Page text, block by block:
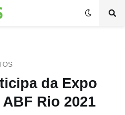
da Expo
Rio 2021